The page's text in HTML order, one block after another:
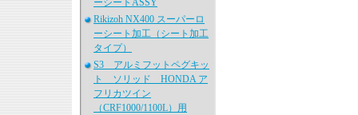
ーシートASSY
Rikizoh NX400 スーパーロ
ーシート加工（シート加工
タイプ）
S3 アルミフットペグキッ
ト ソリッド HONDA ア
フリカツイン
（CRF1000/1100L）用